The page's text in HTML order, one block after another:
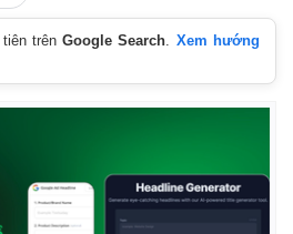
tiên trênGoogle Search. Xem hướng